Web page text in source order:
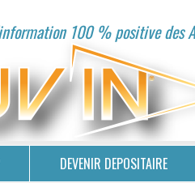
100 % positive des
DEVENIR DEPOSITAIRE